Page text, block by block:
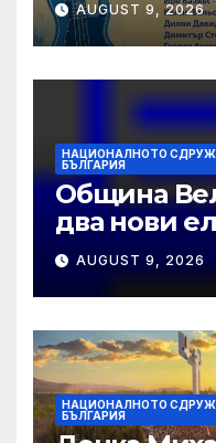
AUGUST 9, 2026
НАЦИОНАЛНОТО
БЪЛГАРИЯ
Община
два нови
AUGUST 9, 2026
НАЦИОНАЛНОТО
БЪЛГАРИЯ